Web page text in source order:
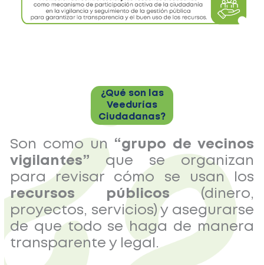
¿Qué son las
Veedurías
Ciudadanas?
Son como un “grupo de vecinos
vigilantes” que se organizan
para revisar cómo se usan los
recursos públicos(dinero,
proyectos, servicios) y asegurarse
de que todo se haga de manera
transparente y legal.